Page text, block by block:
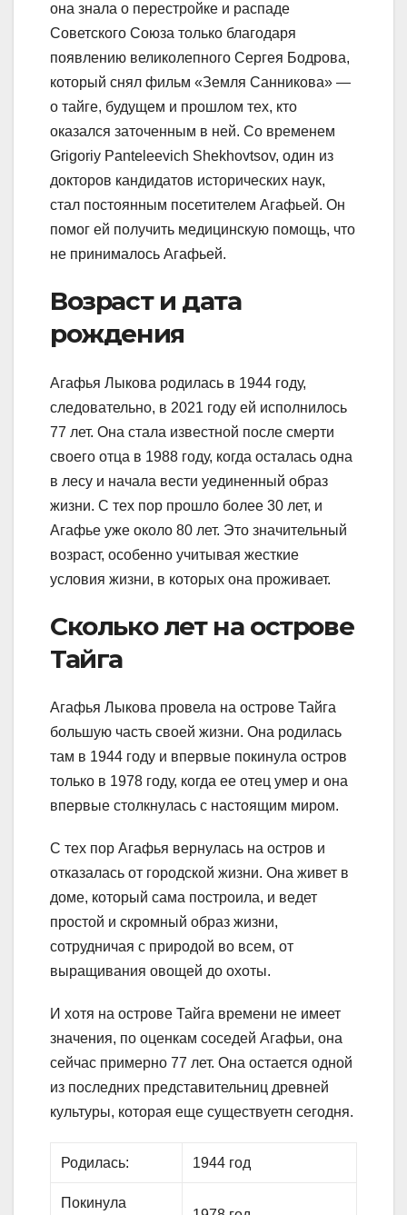
она знала о перестройке и распаде
Советского Союза только благодаря
появлению великолепного Сергея Бодрова,
который снял фильм «Земля Санникова» —
о тайге, будущем и прошлом тех, кто
оказался заточенным в ней. Со временем
Grigoriy Panteleevich Shekhovtsov, один из
докторов кандидатов исторических наук,
стал постоянным посетителем Агафьей. Он
помог ей получить медицинскую помощь, что
не принималось Агафьей.
Возраст и дата
рождения
Агафья Лыкова родилась в 1944 году,
следовательно, в 2021 году ей исполнилось
77 лет. Она стала известной после смерти
своего отца в 1988 году, когда осталась одна
в лесу и начала вести уединенный образ
жизни. С тех пор прошло более 30 лет, и
Агафье уже около 80 лет. Это значительный
возраст, особенно учитывая жесткие
условия жизни, в которых она проживает.
Сколько лет на острове
Тайга
Агафья Лыкова провела на острове Тайга
большую часть своей жизни. Она родилась
там в 1944 году и впервые покинула остров
только в 1978 году, когда ее отец умер и она
впервые столкнулась с настоящим миром.
С тех пор Агафья вернулась на остров и
отказалась от городской жизни. Она живет в
доме, который сама построила, и ведет
простой и скромный образ жизни,
сотрудничая с природой во всем, от
выращивания овощей до охоты.
И хотя на острове Тайга времени не имеет
значения, по оценкам соседей Агафьи, она
сейчас примерно 77 лет. Она остается одной
из последних представительниц древней
культуры, которая еще существуетн сегодня.
Родилась: 1944 год
Покинула